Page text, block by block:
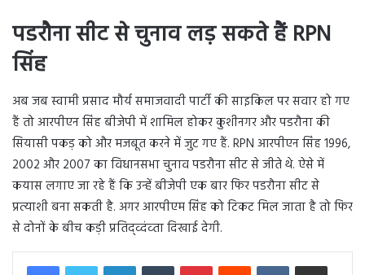
पडरौना सीट से चुनाव लड़ सकते हैं RPN
सिंह
अब जब स्वामी प्रसाद मौर्य समाजवादी पार्टी की साइकिल पर सवार हो गए
हैं तो आरपीएन सिंह बीजेपी में शामिल होकर कुशीनगर और पडरौना की
सियासी पकड़ को और मजबूत करने में जुट गए हैं. RPN आरपीएन सिंह 1996,
2002 और 2007 का विधानसभा चुनाव पडरौना सीट से जीते थे. ऐसे में
कयास लगाए जा रहे हैं कि उन्हें बीजेपी एक बार फिर पडरौना सीट से
प्रत्याशी बना सकती है. अगर आरपीएम सिंह को टिकट मिल जाता है तो फिर
से दोनों के बीच कड़ी प्रतिद्व्दंव्ता दिखाई देगी.
LinkedInTumblr PinterestReddit VKontakteShare via Email